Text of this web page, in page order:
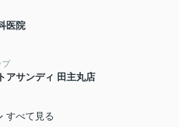
医院
プ
アサンディ 田主丸店
すべて見る